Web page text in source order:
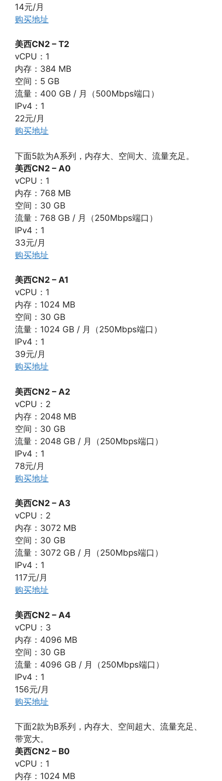
14元/月
购买地址
美西CN2 – T2
vCPU：1
内存：384 MB
空间：5 GB
流量：400 GB / 月（500Mbps端口）
IPv4：1
22元/月
购买地址
下面5款为A系列，内存大、空间大、流量充足。
美西CN2 – A0
vCPU：1
内存：768 MB
空间：30 GB
流量：768 GB / 月（250Mbps端口）
IPv4：1
33元/月
购买地址
美西CN2 – A1
vCPU：1
内存：1024 MB
空间：30 GB
流量：1024 GB / 月（250Mbps端口）
IPv4：1
39元/月
购买地址
美西CN2 – A2
vCPU：2
内存：2048 MB
空间：30 GB
流量：2048 GB / 月（250Mbps端口）
IPv4：1
78元/月
购买地址
美西CN2 – A3
vCPU：2
内存：3072 MB
空间：30 GB
流量：3072 GB / 月（250Mbps端口）
IPv4：1
117元/月
购买地址
美西CN2 – A4
vCPU：3
内存：4096 MB
空间：30 GB
流量：4096 GB / 月（250Mbps端口）
IPv4：1
156元/月
购买地址
下面2款为B系列，内存大、空间超大、流量充足、
带宽大。
美西CN2 – B0
vCPU：1
内存：1024 MB